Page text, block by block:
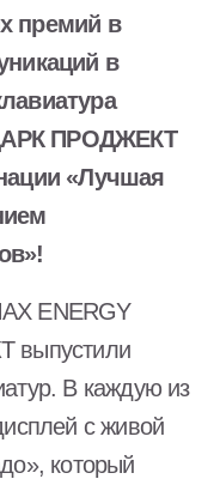
премий в
в
ПРОДЖЕКТ
«Лучшая
ENERGY
выпустили
В каждую из
с живой
который